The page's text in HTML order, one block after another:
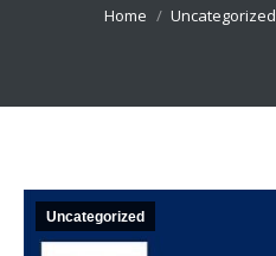
You are here:
Home Uncategorized
Uncategorized